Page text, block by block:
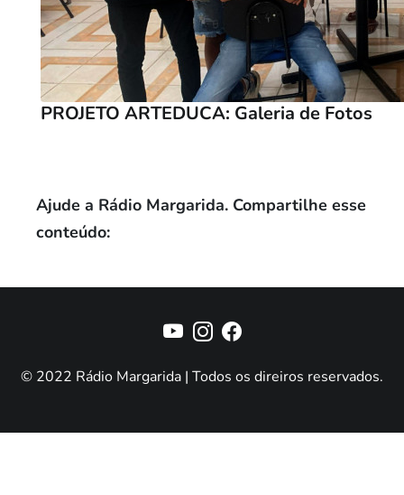
PROJETO ARTEDUCA: Galeria de Fotos
Ajude a Rádio Margarida. Compartilhe esse
conteúdo:
© 2022 Rádio Margarida | Todos os direiros reservados.